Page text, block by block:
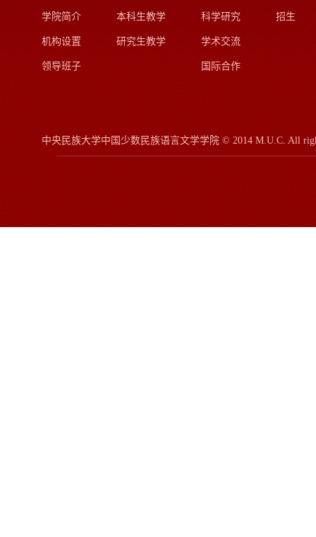
学院简介
机构设置
领导班子
本科生教学
研究生教学
科学研究
学术交流
国际合作
招生
中央民族大学中国少数民族语言文学学院 © 2014